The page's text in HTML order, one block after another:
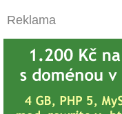
Reklama